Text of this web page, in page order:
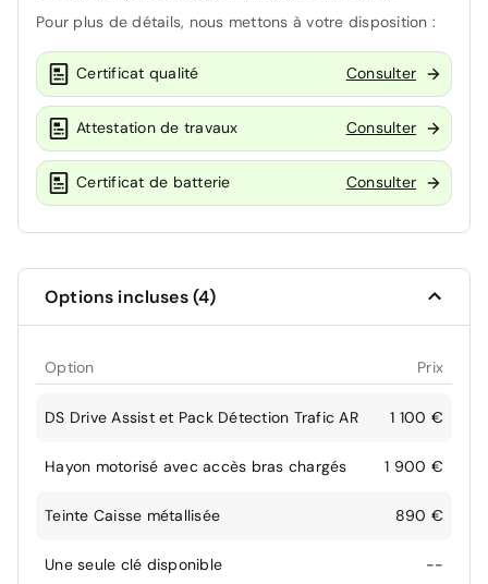
Pour plus de détails, nous mettons à votre disposition :
Certificat qualité Consulter
Attestation de travaux Consulter
Certificat de batterie Consulter
Options incluses (4)
Option Prix
DS Drive Assist et Pack Détection Trafic AR 1 100 €
Hayon motorisé avec accès bras chargés 1 900 €
Teinte Caisse métallisée 890 €
Une seule clé disponible --